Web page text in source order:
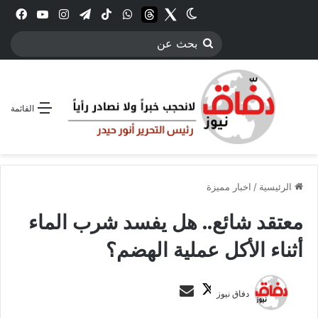
انستقرامتيلقرام‫TikTokواتسابthreadsTwitter
الوضع المظلم
بحث
القائمة
الرئيسية / اخبار مميزة
معتقد شائع.. هل يفسد شرب الماء
أثناء الأكل عملية الهضم؟
دفاق نيوز
ت